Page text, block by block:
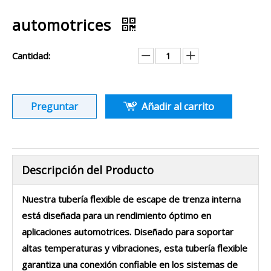
automotrices
Cantidad:
Preguntar Añadir al carrito
Descripción del Producto
Nuestra tubería flexible de escape de trenza interna
está diseñada para un rendimiento óptimo en
aplicaciones automotrices. Diseñado para soportar
altas temperaturas y vibraciones, esta tubería flexible
garantiza una conexión confiable en los sistemas de